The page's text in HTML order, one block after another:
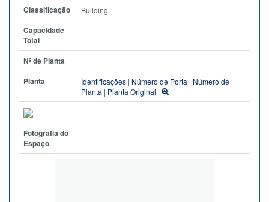
Classificação Building
Capacidade
Total
Nº de Planta
Planta
Identificações | Número de Porta | Número de
Planta | Planta Original |
Fotografia do
Espaço